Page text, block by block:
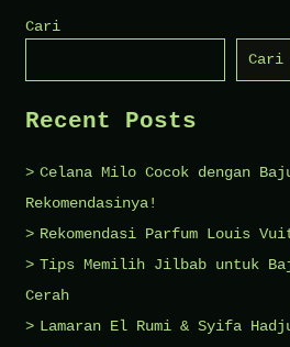
Rambut
Cari
Cari
Recent Posts
Celana Milo Cocok dengan
Rekomendasinya!
Rekomendasi Parfum Louis
Tips Memilih Jilbab untuk
Cerah
Lamaran El Rumi & Syifa